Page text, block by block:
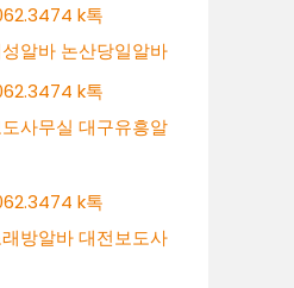
k톡
알바 논산당일알바
k톡
사무실 대구유흥알
k톡
방알바 대전보도사